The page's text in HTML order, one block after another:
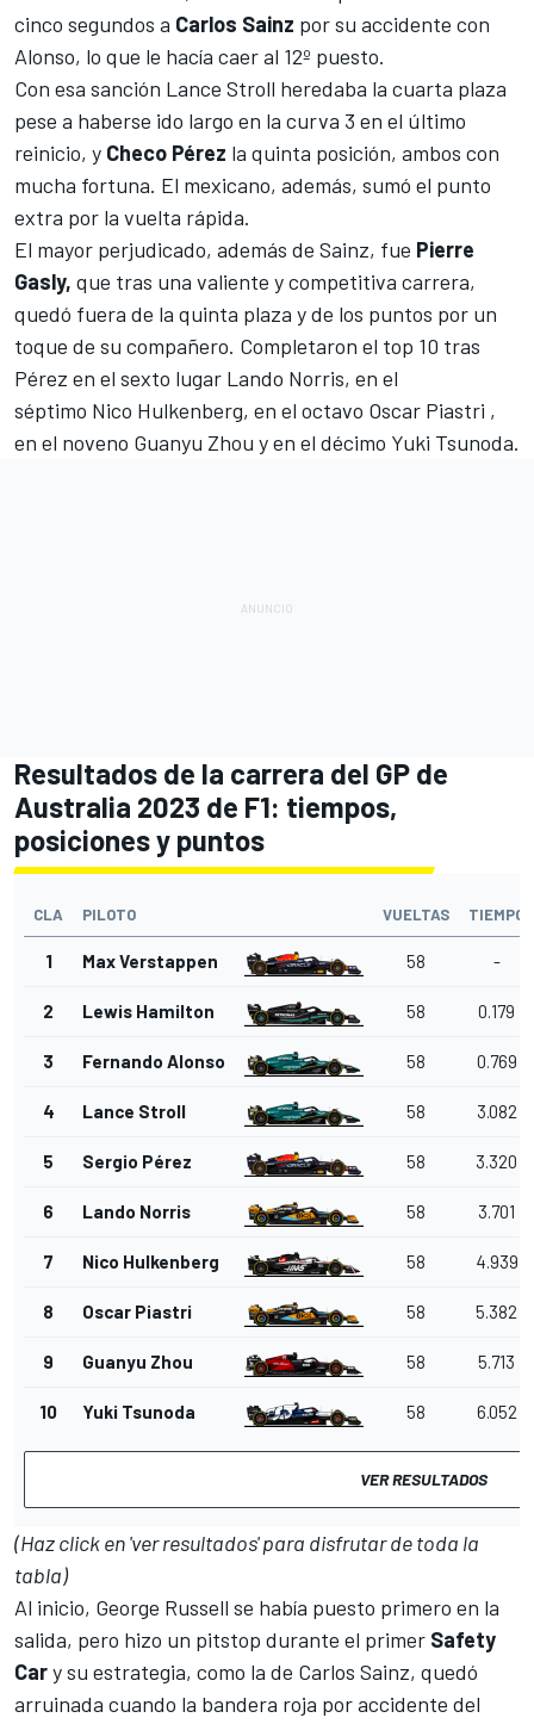
cinco segundos a Carlos Sainz por su accidente con
Alonso, lo que le hacía caer al 12º puesto.
Con esa sanción Lance Stroll heredaba la cuarta plaza
pese a haberse ido largo en la curva 3 en el último
reinicio, y Checo Pérez la quinta posición, ambos con
mucha fortuna. El mexicano, además, sumó el punto
extra por la vuelta rápida.
El mayor perjudicado, además de Sainz, fue Pierre
Gasly, que tras una valiente y competitiva carrera,
quedó fuera de la quinta plaza y de los puntos por un
toque de su compañero. Completaron el top 10 tras
Pérez en el sexto lugar Lando Norris, en el
séptimo Nico Hulkenberg, en el octavo Oscar Piastri ,
en el noveno Guanyu Zhou y en el décimo Yuki Tsunoda.
Resultados de la carrera del GP de
Australia 2023 de F1: tiempos,
posiciones y puntos
CLA PILOTO VUELTAS TIEMPO
1 Max Verstappen 58 -
2 Lewis Hamilton 58 0.179
3 Fernando Alonso 58 0.769
4 Lance Stroll 58 3.082
5 Sergio Pérez 58 3.320
6 Lando Norris 58 3.701
7 Nico Hulkenberg 58 4.939
8 Oscar Piastri 58 5.382
9 Guanyu Zhou 58 5.713
10 Yuki Tsunoda 58 6.052
VER RESULTADOS
(Haz click en 'ver resultados' para disfrutar de toda la
tabla)
Al inicio, George Russell se había puesto primero en la
salida, pero hizo un pitstop durante el primer Safety
Cary su estrategia, como la de Carlos Sainz, quedó
arruinada cuando la bandera roja por accidente del